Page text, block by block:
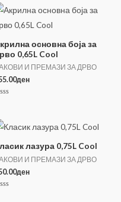
основна боја за
0,65L Cool
И ПРЕМАЗИ ЗА ДРВО
ден
лазура 0,75L Cool
И ПРЕМАЗИ ЗА ДРВО
ден